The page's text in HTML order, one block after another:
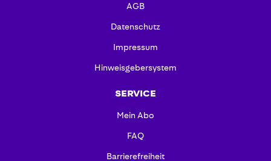
AGB
Datenschutz
Impressum
Hinweisgebersystem
SERVICE
Mein Abo
FAQ
Barrierefreiheit